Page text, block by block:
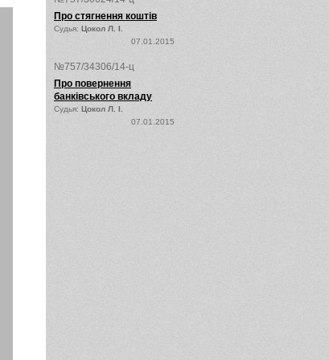
Про стягнення коштів
Судья: Цокол Л. І.
07.01.2015
№757/34306/14-ц
Про повернення
банківського вкладу
Судья: Цокол Л. І.
07.01.2015